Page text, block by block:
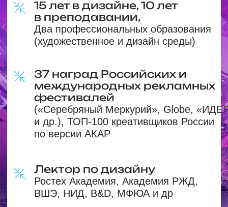
ПОЛНАЯ ПРОГРАММА
КУРСА «МАГИЯ
ДИЗАЙНА!»
Цель курса:
прочувствовать всю магию
и безграничные возможности
Photoshop на примере разных дизайн-
макетов.
сделанных уже твоими руками! После
сдачи экзамена ты получишь
Сертификат об окончании курса.